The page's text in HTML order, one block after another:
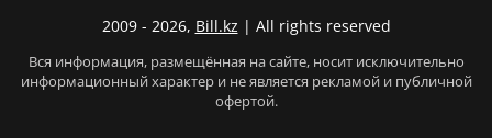
2009 - 2026, Bill.kz | All rights reserved
Вся информация, размещённая на сайте, носит исключительно
информационный характер и не является рекламой и публичной
офертой.